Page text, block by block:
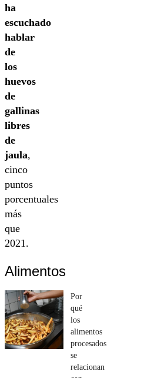
ha
escuchado
hablar
de
los
huevos
de
gallinas
libres
de
jaula,
cinco
puntos
porcentuales
más
que
2021.
Alimentos
Por
qué
los
alimentos
procesados
se
relacionan